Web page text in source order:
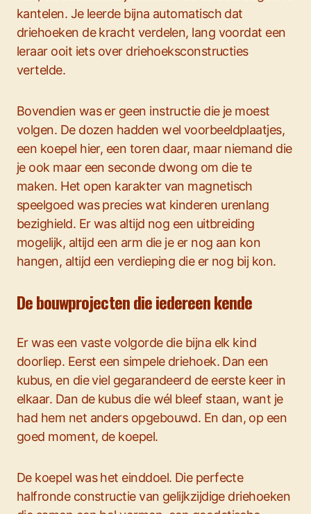
kantelen. Je leerde bijna automatisch dat
driehoeken de kracht verdelen, lang voordat een
leraar ooit iets over driehoeksconstructies
vertelde.
Bovendien was er geen instructie die je moest
volgen. De dozen hadden wel voorbeeldplaatjes,
een koepel hier, een toren daar, maar niemand die
je ook maar een seconde dwong om die te
maken. Het open karakter van magnetisch
speelgoed was precies wat kinderen urenlang
bezighield. Er was altijd nog een uitbreiding
mogelijk, altijd een arm die je er nog aan kon
hangen, altijd een verdieping die er nog bij kon.
De bouwprojecten die iedereen kende
Er was een vaste volgorde die bijna elk kind
doorliep. Eerst een simpele driehoek. Dan een
kubus, en die viel gegarandeerd de eerste keer in
elkaar. Dan de kubus die wél bleef staan, want je
had hem net anders opgebouwd. En dan, op een
goed moment, de koepel.
De koepel was het einddoel. Die perfecte
halfronde constructie van gelijkzijdige driehoeken